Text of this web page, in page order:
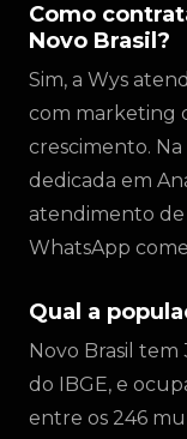
Como
Novo Brasil?
Sim, a Wys
com marketing
crescimento.
dedicada em
atendimento de
WhatsApp
Qual a
Novo Brasil tem
do IBGE, e
entre os 246